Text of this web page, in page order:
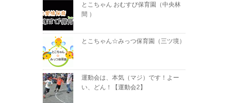
とこちゃん おむすび保育園（中央林
間 ）
とこちゃん☆みっつ保育園（三ツ境）
運動会は、本気（マジ）です！よー
い、どん！【運動会2】